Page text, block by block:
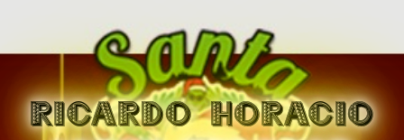
RICARDO HORACIO